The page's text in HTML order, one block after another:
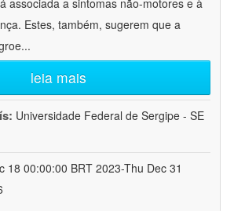
associada a sintomas não-motores e à
Estes, também, sugerem que a
...
leia mais
Universidade Federal de Sergipe - SE
18 00:00:00 BRT 2023-Thu Dec 31